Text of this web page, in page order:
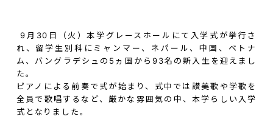
9月30日（火）本学グレースホールにて入学式が挙行さ
れ、留学生別科にミャンマー、ネパール、中国、ベトナ
ム、バングラデシュの5ヵ国から93名の新入生を迎えまし
た。
ピアノによる前奏で式が始まり、式中では讃美歌や学歌を
全員で歌唱するなど、厳かな雰囲気の中、本学らしい入学
式となりました。